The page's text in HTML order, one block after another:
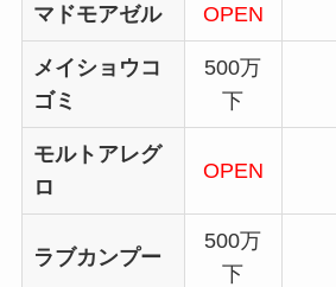
マドモアゼル OPEN
メイショウコ
ゴミ
500万
下
モルトアレグ
ロ
OPEN
ラブカンプー
500万
下